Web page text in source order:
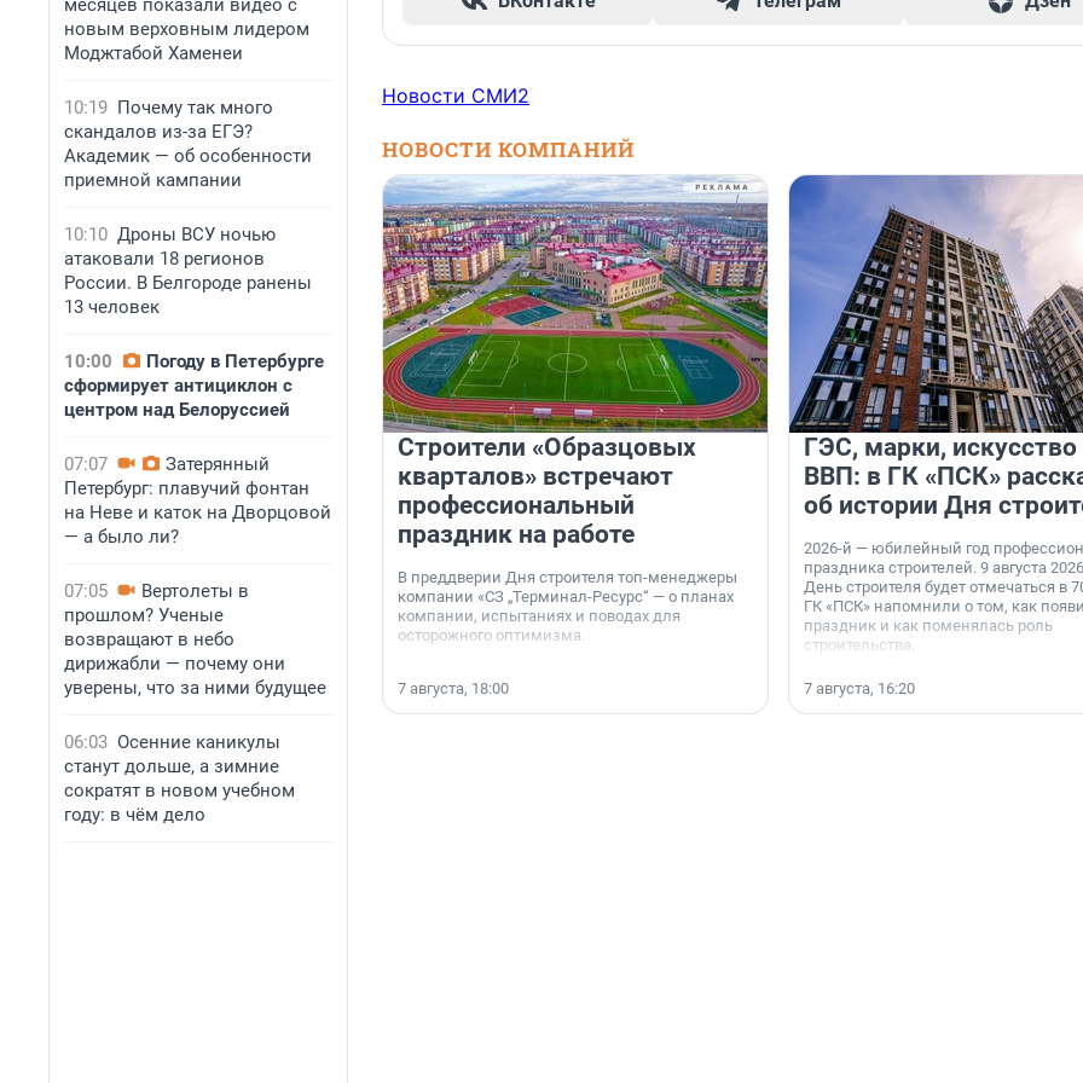
месяцев показали видео с
новым верховным лидером
Моджтабой Хаменеи
10:19 Почему так много
скандалов из-за ЕГЭ?
Академик — об особенности
приемной кампании
10:10 Дроны ВСУ ночью
атаковали 18 регионов
России. В Белгороде ранены
13 человек
10:00
Погоду в Петербурге
сформирует антициклон с
центром над Белоруссией
07:07
Затерянный
Петербург: плавучий фонтан
на Неве и каток на Дворцовой
— а было ли?
07:05
Вертолеты в
прошлом? Ученые
возвращают в небо
дирижабли — почему они
уверены, что за ними будущее
06:03 Осенние каникулы
станут дольше, а зимние
сократят в новом учебном
году: в чём дело
Новости СМИ2
НОВОСТИ КОМПАНИЙ
Строители «Образцовых
кварталов» встречают
профессиональный
праздник на работе
В преддверии Дня строителя топ-менеджеры
компании «СЗ „Терминал-Ресурс“ — о планах
компании, испытаниях и поводах для
осторожного оптимизма.
7 августа, 18:00
ГЭС, марки, искусство
ВВП: в ГК «ПСК»
об истории Дня
2026-й — юбилейный год
праздника строителей. 9 августа
День строителя будет отмечаться в
ГК «ПСК» напомнили о том, как
праздник и как поменялась роль
строительства.
7 августа, 16:20